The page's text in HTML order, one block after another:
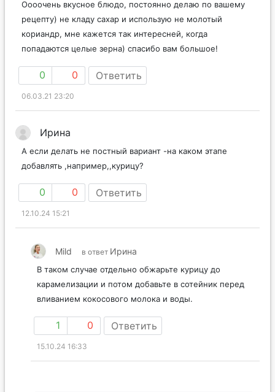
Оооочень вкусное блюдо, постоянно делаю по вашему
рецепту) не кладу сахар и использую не молотый
кориандр, мне кажется так интересней, когда
попадаются целые зерна) спасибо вам большое!
0 0 Ответить
06.03.21 23:20
Ирина
А если делать не постный вариант -на каком этапе
добавлять ,например,,курицу?
0 0 Ответить
12.10.24 15:21
Mild в ответ Ирина
В таком случае отдельно обжарьте курицу до
карамелизации и потом добавьте в сотейник перед
вливанием кокосового молока и воды.
1 0 Ответить
15.10.24 16:33